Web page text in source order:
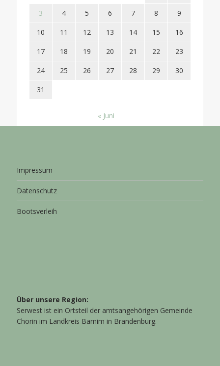
3 4 5 6 7 8 9
10 11 12 13 14 15 16
17 18 19 20 21 22 23
24 25 26 27 28 29 30
31
« Juni
Impressum
Datenschutz
Bootsverleih
Über unsere Region:
Serwest ist ein Ortsteil der amtsangehörigen Gemeinde
Chorin im Landkreis Barnim in Brandenburg.